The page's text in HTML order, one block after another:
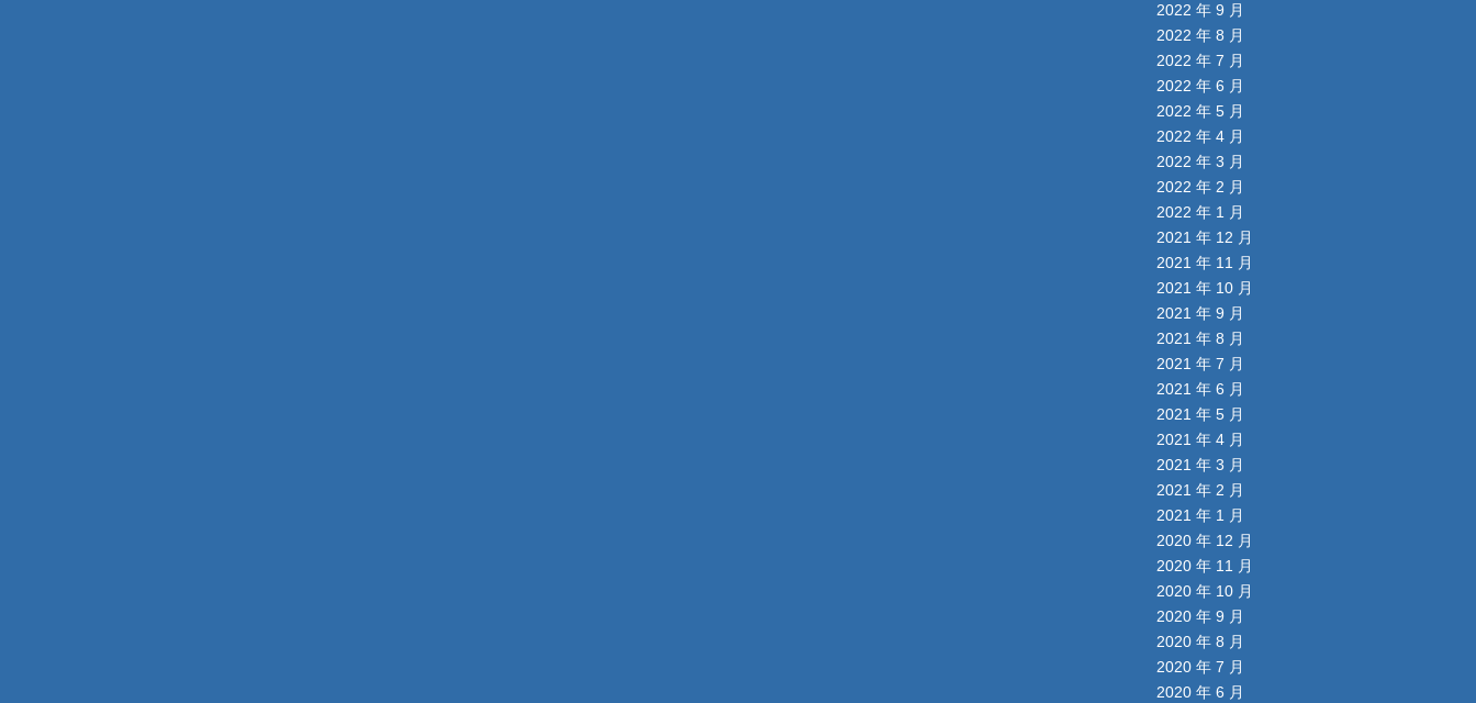
2022 年 9 月
2022 年 8 月
2022 年 7 月
2022 年 6 月
2022 年 5 月
2022 年 4 月
2022 年 3 月
2022 年 2 月
2022 年 1 月
2021 年 12 月
2021 年 11 月
2021 年 10 月
2021 年 9 月
2021 年 8 月
2021 年 7 月
2021 年 6 月
2021 年 5 月
2021 年 4 月
2021 年 3 月
2021 年 2 月
2021 年 1 月
2020 年 12 月
2020 年 11 月
2020 年 10 月
2020 年 9 月
2020 年 8 月
2020 年 7 月
2020 年 6 月